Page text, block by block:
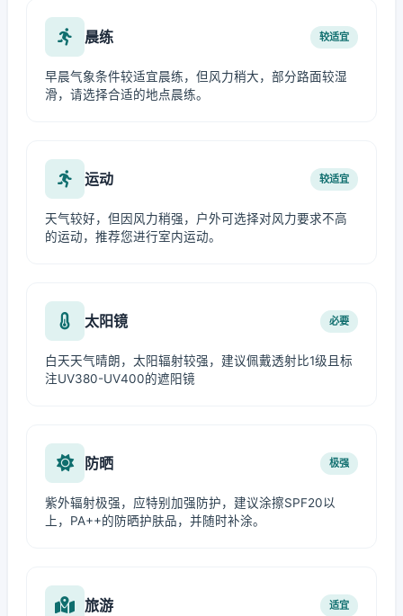
晨练 较适宜
早晨气象条件较适宜晨练，但风力稍大，部分路面较湿
滑，请选择合适的地点晨练。
运动 较适宜
天气较好，但因风力稍强，户外可选择对风力要求不高
的运动，推荐您进行室内运动。
太阳镜 必要
白天天气晴朗，太阳辐射较强，建议佩戴透射比1级且标
注UV380-UV400的遮阳镜
防晒 极强
紫外辐射极强，应特别加强防护，建议涂擦SPF20以
上，PA++的防晒护肤品，并随时补涂。
旅游 适宜